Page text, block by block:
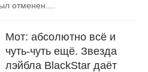
отменен....
Мот: абсолютно всё и
чуть-чуть ещё. Звезда
лэйбла BlackStar даёт